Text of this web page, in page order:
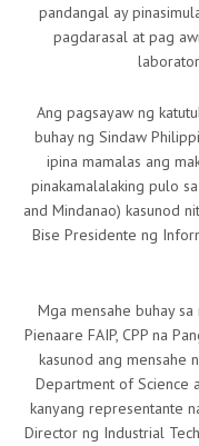
pandangal ay
pagdarasal at pag
Ang pagsayaw ng
buhay ng Sindaw
ipina mamalas ang
pinakamalalaking pulo
and Mindanao) kasunod
Bise Presidente ng
Mga mensahe buhay
Pienaare FAIP, CPP na
kasunod ang mensahe
Department of Science
kanyang representante
Director ng Industrial